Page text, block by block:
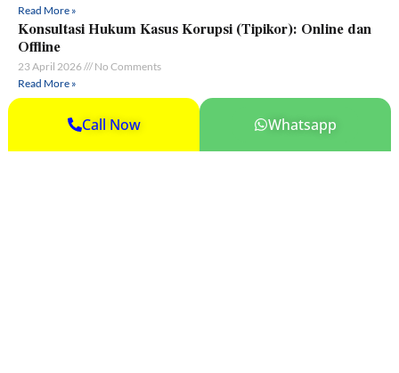
Read More »
Konsultasi Hukum Kasus Korupsi (Tipikor): Online dan
Offline
23 April 2026
No Comments
Read More »
Hak Kekayaan Intelektual
Call Now Whatsapp